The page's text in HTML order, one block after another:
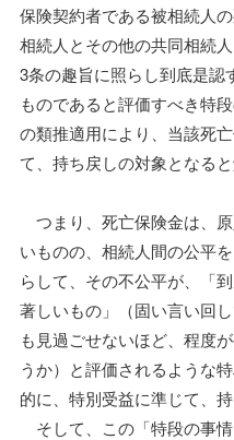
保険契約者である被相続人
相続人とその他の共同相続
3条の趣旨に照らし到底是認
ものであると評価すべき特
の類推適用により、当該死
て、持ち戻しの対象となる
つまり、死亡保険金は、
いものの、相続人間の公平
らして、その不公平が、「
著しいもの」（固い言い回
も見過ごせないほど、程度
うか）と評価されるような
的に、特別受益に準じて、
そして、この「特段の事情